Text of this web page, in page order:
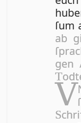
ſum
ab
gen
T
V
S